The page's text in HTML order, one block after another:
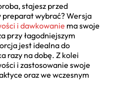
stajesz przed
wybrać? Wersja
i dawkowanie ma swoje
przy łagodniejszym
jest idealna do
razy na dobę. Z kolei
i zastosowanie swoje
oraz we wczesnym